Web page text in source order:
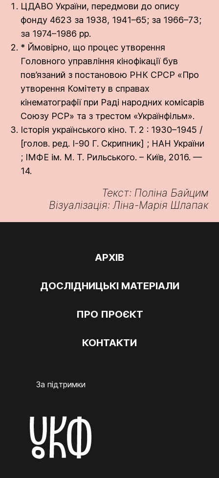
ЦДАВО України, передмови до опису
фонду 4623 за 1938, 1941–65; за 1966–73;
за 1974–1986 рр.
* Ймовірно, що процес утворення
Головного управління кінофікації був
пов’язаний з постановою РНК СРСР «Про
утворення Комітету в справах
кінематографії при Раді народних комісарів
Союзу РСР» та з трестом «Українфільм».
Історія українського кіно. Т. 2 : 1930–1945 /
[голов. ред. І-90 Г. Скрипник] ; НАН України
; ІМФЕ ім. М. Т. Рильського. – Київ, 2016. —
14.
Текст: Поліна Байцим
Візуалізація: Ліна-Марія Шлапак
АРХІВ
ДОСЛІДНИЦЬКІ МАТЕРІАЛИ
ПРО ПРОЄКТ
КОНТАКТИ
За підтримки